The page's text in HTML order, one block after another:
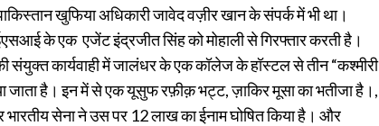
खुफिया अधिकारी जावेद वज़ीर खान के संपर्क में भी था।
के एक एजेंट इंद्रजीत सिंह को मोहाली से गिरफ्तार करती है।
संयुक्त कार्यवाही में जालंधर के एक कॉलेज के हॉस्टल से तीन “कश्मीरी
जाता है। इन में से एक यूसुफ रफ़ीक़ भट्ट, ज़ाकिर मूसा का भतीजा है।,
भारतीय सेना ने उस पर 12 लाख का ईनाम घोषित किया है। और